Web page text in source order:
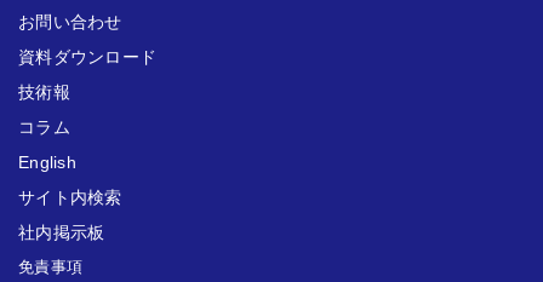
お問い合わせ
資料ダウンロード
技術報
コラム
English
サイト内検索
社内掲示板
免責事項